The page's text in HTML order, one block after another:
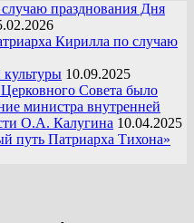
празднования Дня
Кирилла по случаю
10.09.2025
Совета было
министра внутренней
О.А. Калугина 10.04.2025
путь Патриарха Тихона»